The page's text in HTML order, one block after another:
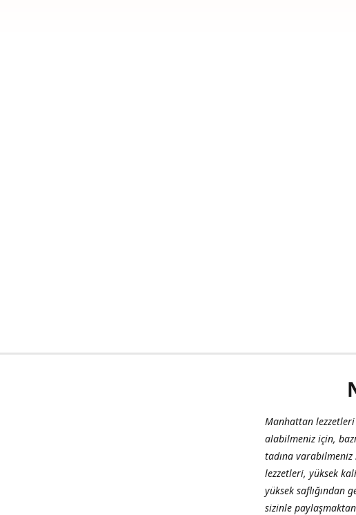
Manhattan lezzetleri
alabilmeniz için,
tadına varabilmeniz
lezzetleri, yüksek
yüksek saflığından
sizinle